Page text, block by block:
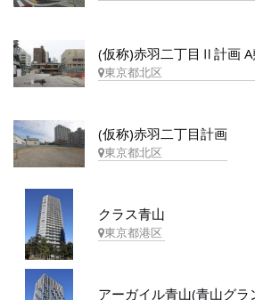
(仮称)赤羽二丁目Ⅱ計画 A
東京都北区
(仮称)赤羽二丁目計画
東京都北区
クラス青山
東京都港区
アーガイル青山(青山グラ